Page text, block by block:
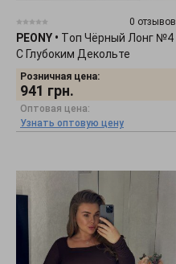
0 отзывов
PEONY • Tоп Чёрный Лонг №4
С Глубоким Декольте
0511254
Розничная цена:
941 грн.
Оптовая цена:
Узнать оптовую цену